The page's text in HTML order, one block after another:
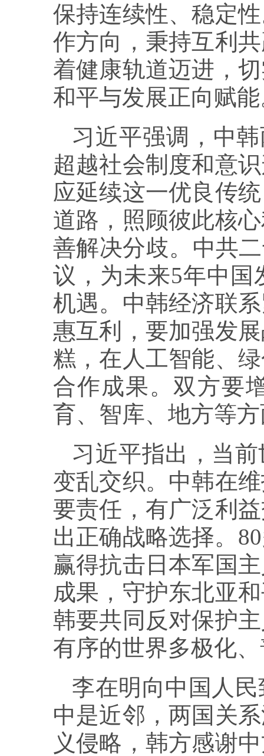
保持连续性、稳定
作方向，秉持互利
着健康轨道迈进，
和平与发展正向赋
习近平强调，中
超越社会制度和意
应延续这一优良传
道路，照顾彼此核
善解决分歧。中共
议，为未来5年中国
机遇。中韩经济联
惠互利，要加强发
糕，在人工智能、
合作成果。双方要
育、智库、地方等
习近平指出，当
变乱交织。中韩在
要责任，有广泛利
出正确战略选择。
赢得抗击日本军国
成果，守护东北亚
韩要共同反对保护
有序的世界多极化
李在明向中国人
中是近邻，两国关
义侵略，韩方感谢